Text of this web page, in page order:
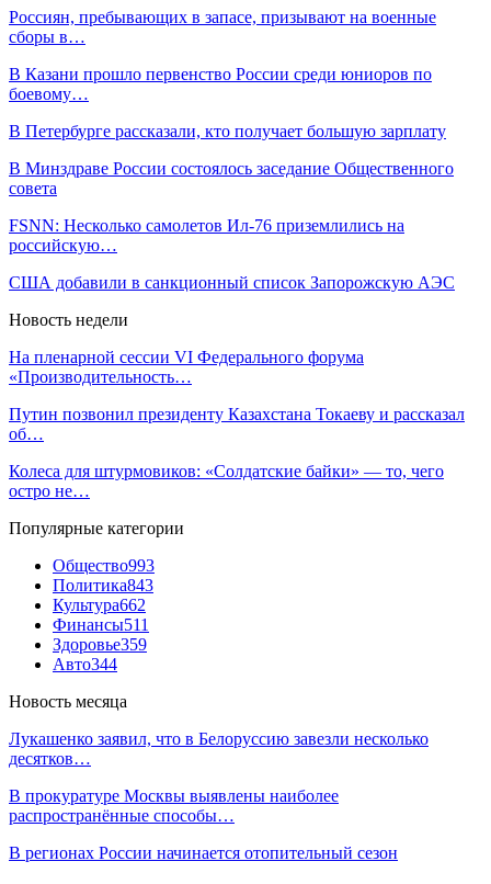
Россиян, пребывающих в запасе, призывают на военные
сборы в…
В Казани прошло первенство России среди юниоров по
боевому…
В Петербурге рассказали, кто получает большую зарплату
В Минздраве России состоялось заседание Общественного
совета
FSNN: Несколько самолетов Ил-76 приземлились на
российскую…
США добавили в санкционный список Запорожскую АЭС
Новость недели
На пленарной сессии VI Федерального форума
«Производительность…
Путин позвонил президенту Казахстана Токаеву и рассказал
об…
Колеса для штурмовиков: «Солдатские байки» — то, чего
остро не…
Популярные категории
Общество993
Политика843
Культура662
Финансы511
Здоровье359
Авто344
Новость месяца
Лукашенко заявил, что в Белоруссию завезли несколько
десятков…
В прокуратуре Москвы выявлены наиболее
распространённые способы…
В регионах России начинается отопительный сезон